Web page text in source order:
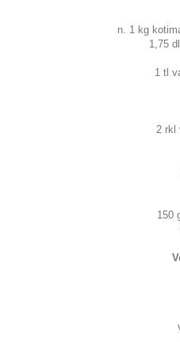
n. 1 kg
1,75
1 tl
2 rkl
150